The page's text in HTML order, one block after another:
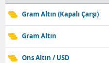
Gram Altın (Kapalı Çarşı)
Gram Altın
Ons Altın / USD